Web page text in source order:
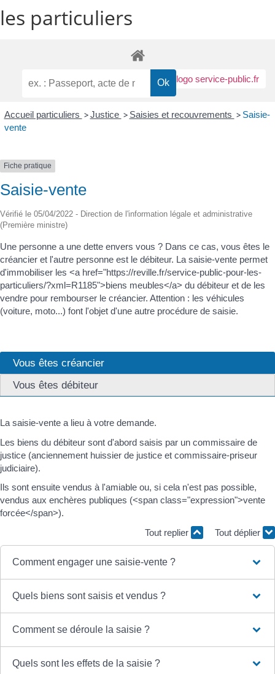
les particuliers
Accueil particuliers > Justice > Saisies et recouvrements > Saisie-
vente
Fiche pratique
Saisie-vente
Vérifié le 05/04/2022 - Direction de l'information légale et administrative
(Première ministre)
Une personne a une dette envers vous ? Dans ce cas, vous êtes le
créancier et l'autre personne est le débiteur. La saisie-vente permet
d'immobiliser les <a href="https://reville.fr/service-public-pour-les-
particuliers/?xml=R1185">biens meubles</a> du débiteur et de les
vendre pour rembourser le créancier. Attention : les véhicules
(voiture, moto...) font l'objet d'une autre procédure de saisie.
Vous êtes créancier
Vous êtes débiteur
La saisie-vente a lieu à votre demande.
Les biens du débiteur sont d'abord saisis par un commissaire de
justice (anciennement huissier de justice et commissaire-priseur
judiciaire).
Ils sont ensuite vendus à l'amiable ou, si cela n'est pas possible,
vendus aux enchères publiques (<span class="expression">vente
forcée</span>).
Tout replier
Tout déplier
Comment engager une saisie-vente ?
Quels biens sont saisis et vendus ?
Comment se déroule la saisie ?
Quels sont les effets de la saisie ?